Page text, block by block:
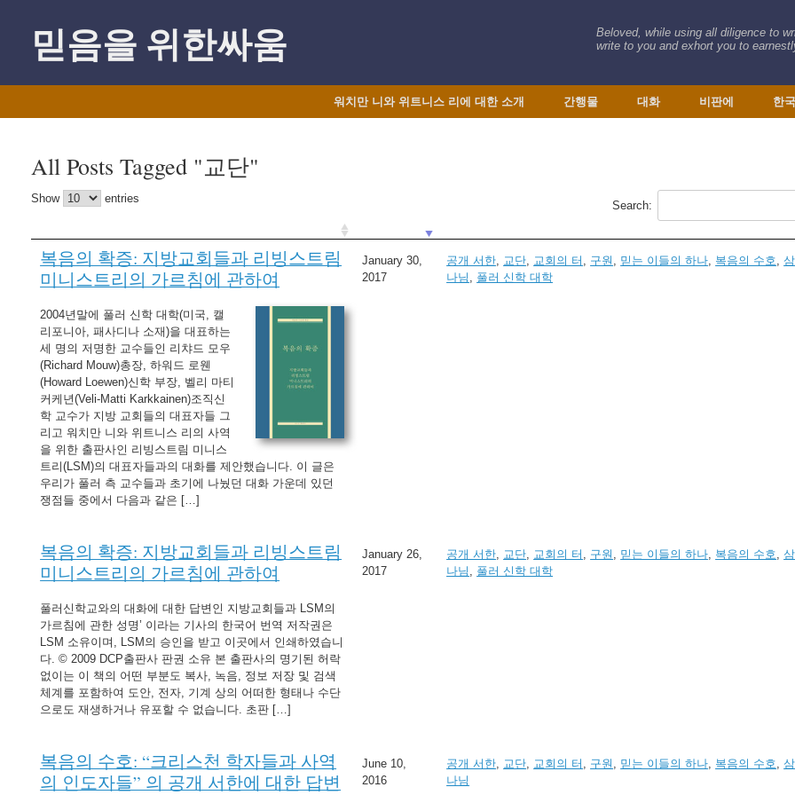
믿음을 위한싸움
Beloved, while using all diligence to
write to you and exhort you to
워치만 니와 위트니스 리에 대한 소개 간행물 대화 비판에 한
All Posts Tagged "교단"
Show entries
Search:
복음의 확증: 지방교회들과 리빙스트림
미니스트리의 가르침에 관하여
2004년말에 풀러 신학 대학(미국, 캘
리포니아, 패사디나 소재)을 대표하는
세 명의 저명한 교수들인 리챠드 모우
(Richard Mouw)총장, 하워드 로웬
(Howard Loewen)신학 부장, 벨리 마티
커케년(Veli-Matti Karkkainen)조직신
학 교수가 지방 교회들의 대표자들 그
리고 워치만 니와 위트니스 리의 사역
을 위한 출판사인 리빙스트림 미니스
트리(LSM)의 대표자들과의 대화를 제안했습니다. 이 글은
우리가 풀러 측 교수들과 초기에 나눴던 대화 가운데 있던
쟁점들 중에서 다음과 같은 […]
January 30,
2017
공개 서한 교단 교회의 터 구원 믿는 이들의 하나 복음의 수호 ,
나님
풀러 신학 대학
복음의 확증: 지방교회들과 리빙스트림
미니스트리의 가르침에 관하여
풀러신학교와의 대화에 대한 답변인 지방교회들과 LSM의
가르침에 관한 성명’ 이라는 기사의 한국어 번역 저작권은
LSM 소유이며, LSM의 승인을 받고 이곳에서 인쇄하였습니
다. © 2009 DCP출판사 판권 소유 본 출판사의 명기된 허락
없이는 이 책의 어떤 부분도 복사, 녹음, 정보 저장 및 검색
체계를 포함하여 도안, 전자, 기계 상의 어떠한 형태나 수단
으로도 재생하거나 유포할 수 없습니다. 초판 […]
January 26,
2017
공개 서한 교단 교회의 터 구원 믿는 이들의 하나 복음의 수호 ,
나님
풀러 신학 대학
복음의 수호: “크리스천 학자들과 사역
의 인도자들” 의 공개 서한에 대한 답변
June 10,
2016
공개 서한 교단 교회의 터 구원 믿는 이들의 하나 복음의 수호 ,
나님